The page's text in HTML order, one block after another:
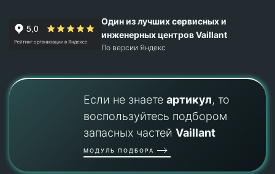
Один из лучших сервисных и
инженерных центров Vaillant
По версии Яндекс
Если не знаете артикул, то
воспользуйтесь подбором
запасных частей Vaillant
МОДУЛЬ ПОДБОРА